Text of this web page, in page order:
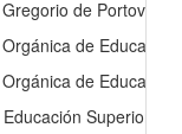
de
de
de
Superior